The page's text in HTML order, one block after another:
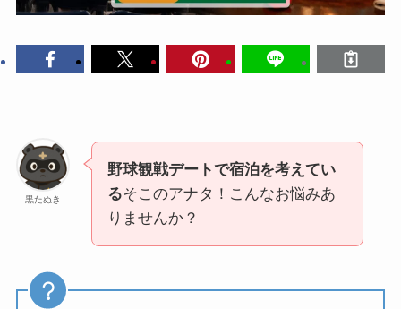
黒たぬき
野球観戦デートで宿泊を考えてい
るそこのアナタ！こんなお悩みあ
りませんか？